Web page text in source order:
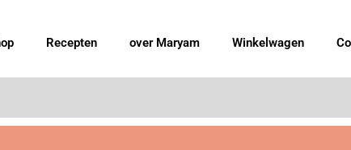
Recepten over Maryam Winkelwagen